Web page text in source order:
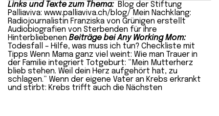
Links und Texte zum Thema: Blog der Stiftung
Palliaviva: www.palliaviva.ch/blog/ Mein Nachklang:
Radiojournalistin Franziska von Grünigen erstellt
Audiobiografien von Sterbenden für ihre
Hinterbliebenen Beiträge bei Any Working Mom:
Todesfall – Hilfe, was muss ich tun? Checkliste mit
Tipps Wenn Mama ganz viel weint: Wie man Trauer in
der Familie integriert Totgeburt: “Mein Mutterherz
blieb stehen. Weil dein Herz aufgehört hat, zu
schlagen.” Wenn der eigene Vater an Krebs erkrankt
und stirbt: Krebs trifft auch die Nächsten